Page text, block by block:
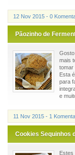
12 Nov 2015 - 0
Pãozinho de
mais
tomar
Esta
para
e
11 Nov 2015 - 1
Cookies Sequinhos